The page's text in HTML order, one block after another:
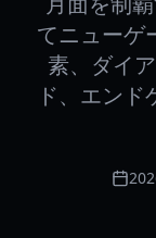
てニューゲ
素、ダイ
ド、エン